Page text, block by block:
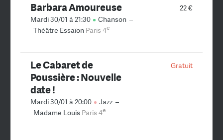
22 €
Barbara Amoureuse
Mardi 30/01 à 21:30 Chanson –
Théâtre Essaïon Paris 4e
Gratuit
Le Cabaret de
Poussière : Nouvelle
date !
Mardi 30/01 à 20:00 Jazz –
Madame Louis Paris 4e